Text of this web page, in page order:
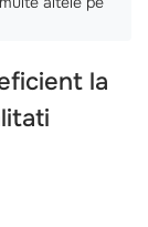
la